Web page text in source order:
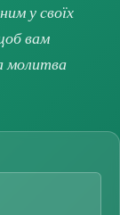
у своїх
вам
молитва